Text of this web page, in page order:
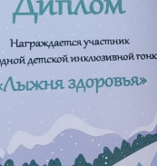
1700 детей-